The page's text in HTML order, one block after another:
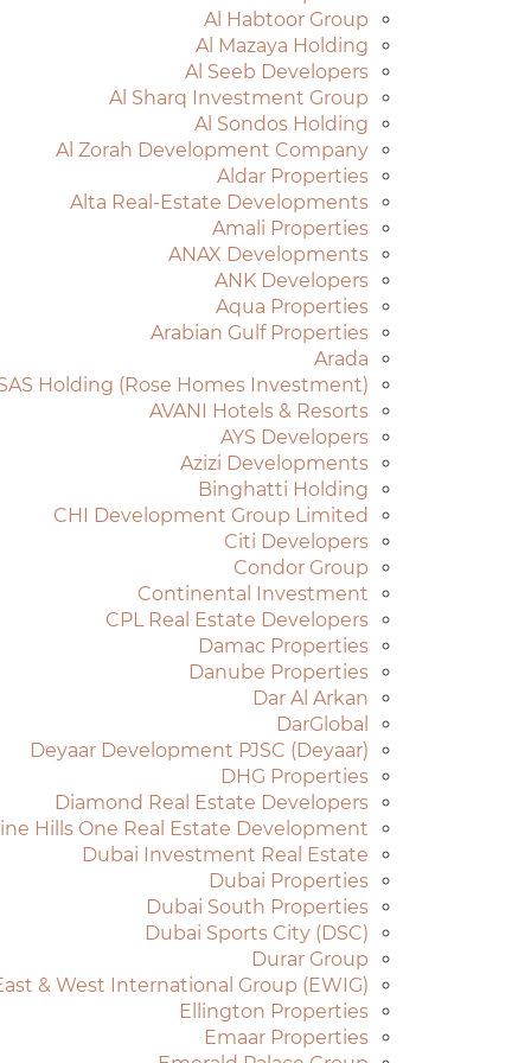
Al Habtoor Group
Al Mazaya Holding
Al Seeb Developers
Al Sharq Investment Group
Al Sondos Holding
Al Zorah Development Company
Aldar Properties
Alta Real-Estate Developments
Amali Properties
ANAX Developments
ANK Developers
Aqua Properties
Arabian Gulf Properties
Arada
Holding (Rose Homes Investment)
AVANI Hotels & Resorts
AYS Developers
Azizi Developments
Binghatti Holding
CHI Development Group Limited
Citi Developers
Condor Group
Continental Investment
CPL Real Estate Developers
Damac Properties
Danube Properties
Dar Al Arkan
DarGlobal
Deyaar Development PJSC (Deyaar)
DHG Properties
Diamond Real Estate Developers
Hills One Real Estate Development
Dubai Investment Real Estate
Dubai Properties
Dubai South Properties
Dubai Sports City (DSC)
Durar Group
& West International Group (EWIG)
Ellington Properties
Emaar Properties